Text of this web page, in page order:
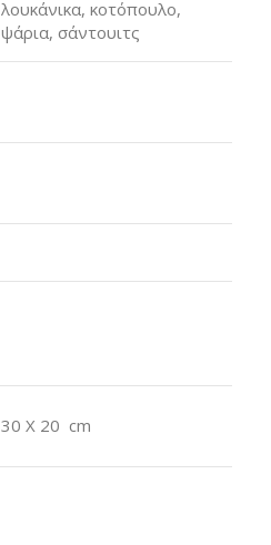
λουκάνικα, κοτόπουλο,
ψάρια, σάντουιτς
30 X 20 cm